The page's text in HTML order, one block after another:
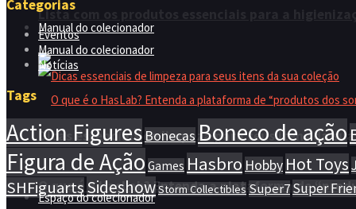
Manual do colecionador
O que é o HasLab? Entenda a plataforma de
Lista com os produtos essenciais para a
Dicas essenciais de limpeza para seus itens da
Espaço do colecionador
Categorias
Eventos
Manual do colecionador
Notícias
Tags
Action Figures Bonecas Boneco de ação
Figura de Ação Games Hasbro Hobby Hot Toys
SHFiguartsSideshowStorm Collectibles Super7Super